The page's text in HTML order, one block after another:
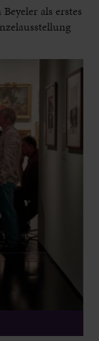
als erstes